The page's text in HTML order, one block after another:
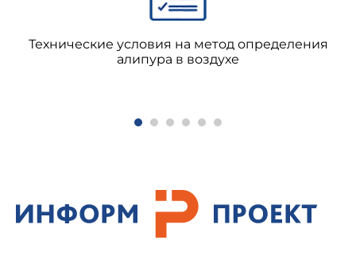
Технические условия на метод определения
алипура в воздухе